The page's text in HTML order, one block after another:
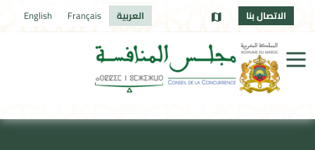
الاتصال بنا العربية Français
English